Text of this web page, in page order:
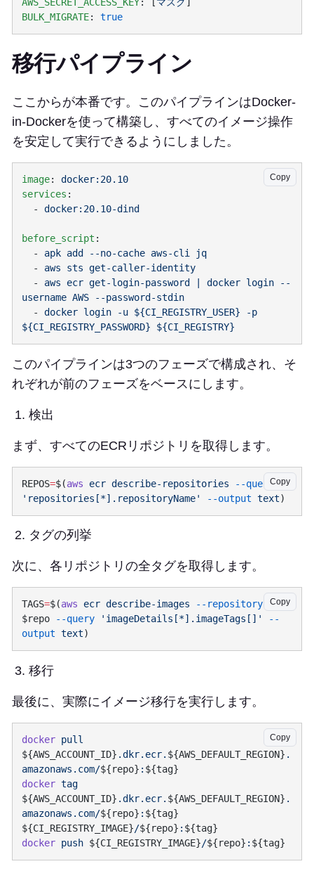
AWS_SECRET_ACCESS_KEY : [ マスク
BULK_MIGRATE:
移行パイプライン
ここからが本番です。このパイプラインはDocker-
in-Dockerを使って構築し、すべてのイメージ操作
を安定して実行できるようにしました。
Copy
image:
services
  -
before_script
  -
  -
  -
aws ecr get-login-password | docker login --
  -
docker login -u ${CI_REGISTRY_USER} -p
このパイプラインは3つのフェーズで構成され、そ
れぞれが前のフェーズをベースにします。
検出
まず、すべてのECRリポジトリを取得します。
Copy
REPOS=$(aws ecr describe-repositories --query
'repositories[*].repositoryName'
--output text
タグの列挙
次に、各リポジトリの全タグを取得します。
Copy
TAGS=$(aws ecr describe-images --repository-name
$repo
--query 'imageDetails[*].imageTags[]'
--
output text
移行
最後に、実際にイメージ移行を実行します。
Copy
docker pull
${AWS_ACCOUNT_ID} .dkr.ecr. ${AWS_DEFAULT_REGION} .
amazonaws.com/${repo} :
docker tag
${AWS_ACCOUNT_ID} .dkr.ecr. ${AWS_DEFAULT_REGION} .
amazonaws.com/${repo} : ${tag}
${CI_REGISTRY_IMAGE}/${repo} :
docker push ${CI_REGISTRY_IMAGE}/${repo} :